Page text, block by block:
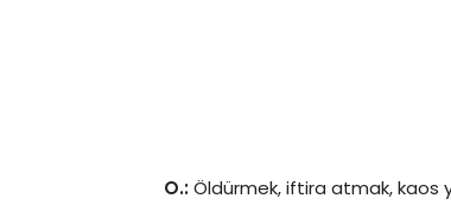
O.:Öldürmek, iftira atmak, kaos